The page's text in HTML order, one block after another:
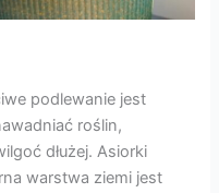
podlewanie jest
roślin,
dłużej. Asiorki
warstwa ziemi jest